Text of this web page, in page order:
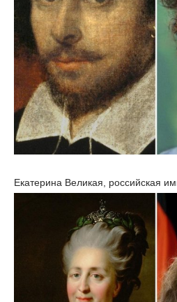
Екатерина Великая, российская